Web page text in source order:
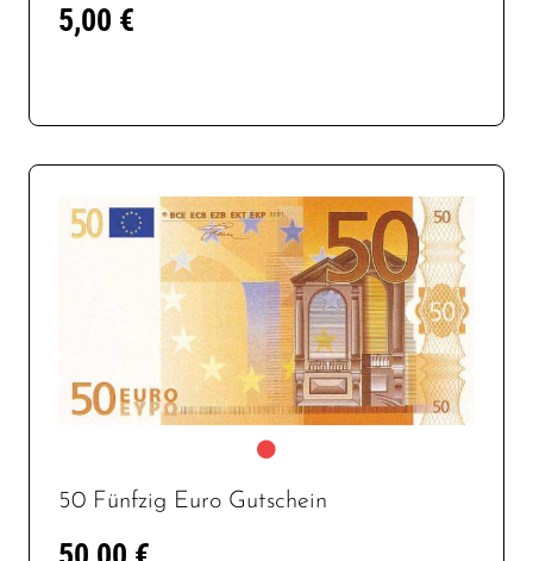
5,00 €
50 Fünfzig Euro Gutschein